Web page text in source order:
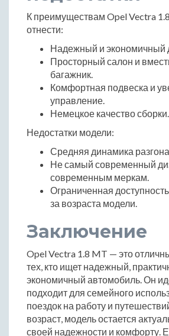
К преимуществам Opel Vectra
отнести:
Надежный и экономичный
Просторный салон и
багажник.
Комфортная подвеска и
управление.
Немецкое качество сборки.
Недостатки модели:
Средняя динамика
Не самый современный
современным меркам.
Ограниченная
за возраста модели.
Заключение
Opel Vectra 1.8 MT — это
тех, кто ищет надежный,
экономичный автомобиль. Он
подходит для семейного
поездок на работу и
возраст, модель остается
своей надежности и комфорту.